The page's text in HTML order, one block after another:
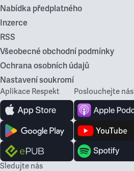
Nabídka předplatného
Inzerce
RSS
Všeobecné obchodní podmínky
Ochrana osobních údajů
Nastavení soukromí
Aplikace Respekt Poslouchejte nás
Sledujte nás